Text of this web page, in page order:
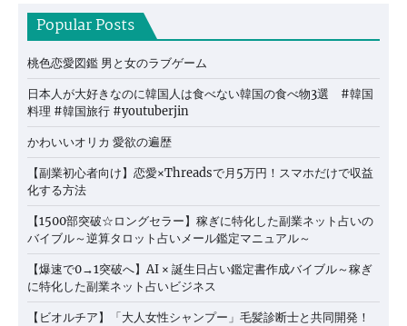
Popular Posts
桃色恋愛図鑑 男と女のラブゲーム
日本人が大好きなのに韓国人は食べない韓国の食べ物3選 #韓国
料理 #韓国旅行 #youtuberjin
かわいいオリカ 愛欲の遍歴
【副業初心者向け】恋愛×Threadsで月5万円！スマホだけで収益
化する方法
【1500部突破☆ロングセラー】稼ぎに特化した副業ネット占いの
バイブル～逆算タロット占いメール鑑定マニュアル～
【爆速で0→1突破へ】AI × 誕生日占い鑑定書作成バイブル～稼ぎ
に特化した副業ネット占いビジネス
【ビオルチア】「大人女性シャンプー」毛髪診断士と共同開発！